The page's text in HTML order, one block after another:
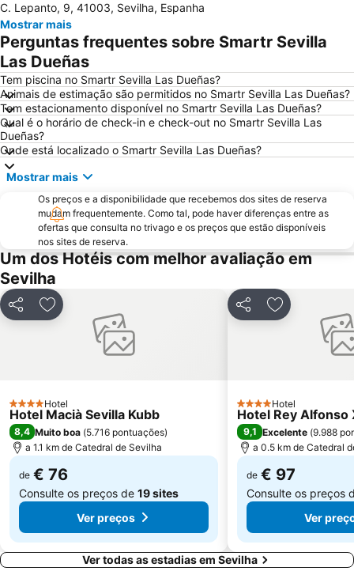
Nervión
Alameda de Hércules
Metro Centro
Plaza de Armas
Praça de touros Maestranza
Centro de las Artes de Sevilla
Macarena Tres Huertas
Estación de Santa Justa
Benito Villamarín Stadium
Triana Oeste
Aeropuerto Viejo
Estadio Olímpico
Ponte de Triana
Real Alcazar
Firenze
Zodiaco
Giralda
Semana Santa
Parque de Maria Luísa
Plaza Nueva
Casa de la Provincia
Estadio Ramón Sánchez Pizjuán
Prefeitura de Sevilha
Itálica ciudad romana
Monasterio de La Cartuja
Reserva de Animales exóticos Castillo de las Guardas
Centro comercial Zona este
Aire de Sevilla Baños árabes
Basilica da Macarena
Torre do Ouro
Palacio de Congresos y exposiciones de Sevilla
C. Lepanto, 9, 41003, Sevilha, Espanha
Mostrar mais
Perguntas frequentes sobre Smartr Sevilla
Las Dueñas
Tem piscina no Smartr Sevilla Las Dueñas?
Animais de estimação são permitidos no Smartr Sevilla Las Dueñas?
Tem estacionamento disponível no Smartr Sevilla Las Dueñas?
Qual é o horário de check-in e check-out no Smartr Sevilla Las
Dueñas?
Onde está localizado o Smartr Sevilla Las Dueñas?
Mostrar mais
Os preços e a disponibilidade que recebemos dos sites de reserva
mudam frequentemente. Como tal, pode haver diferenças entre as
ofertas que consulta no trivago e os preços que estão disponíveis
nos sites de reserva.
Um dos Hotéis com melhor avaliação em
Sevilha
PartilharAdicionar aos favoritos
4 Estrelas
Hotel
Hotel Macià Sevilla Kubb
8,4 Muito boa (5.716 pontuações)
a 1.1 km de Catedral de Sevilha
de € 76
Consulte os preços de 19 sites
Ver preços
PartilharAdicionar
4 Estrelas
Hotel
Hotel Rey Alfonso
9,1 Excelente (9.988
a 0.5 km de Catedral
de € 97
Consulte os preços
Ver
Ver todas as estadias em Sevilha